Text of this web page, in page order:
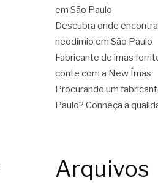
em São Paulo
Descubra onde
neodímio em São Paulo
Fabricante de ímãs
conte com a New Ímãs
Procurando um
Paulo? Conheça a
Arquivos